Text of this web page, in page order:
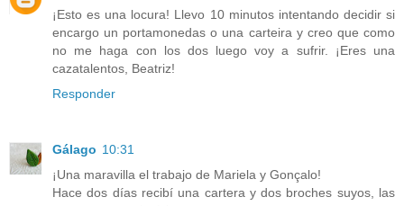
¡Esto es una locura! Llevo 10 minutos intentando decidir si
encargo un portamonedas o una carteira y creo que como
no me haga con los dos luego voy a sufrir. ¡Eres una
cazatalentos, Beatriz!
Responder
Gálago 10:31
¡Una maravilla el trabajo de Mariela y Gonçalo!
Hace dos días recibí una cartera y dos broches suyos, las